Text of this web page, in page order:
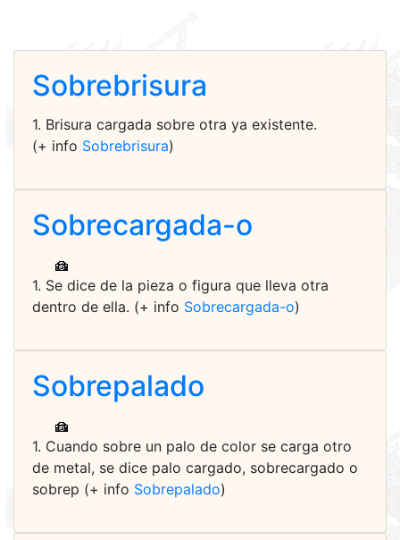
Sobrebrisura
1. Brisura cargada sobre otra ya existente.
(+ info Sobrebrisura)
Sobrecargada-o
1. Se dice de la pieza o figura que lleva otra
dentro de ella. (+ info Sobrecargada-o)
Sobrepalado
1. Cuando sobre un palo de color se carga otro
de metal, se dice palo cargado, sobrecargado o
sobrep (+ info Sobrepalado)